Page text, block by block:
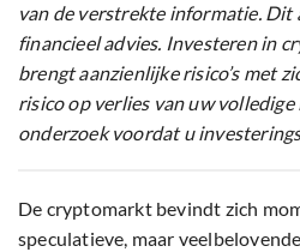
van de verstrekte informatie. Dit
financieel advies. Investeren in
brengt aanzienlijke risico’s met
risico op verlies van uw
onderzoek voordat u
De cryptomarkt bevindt zich
speculatieve, maar